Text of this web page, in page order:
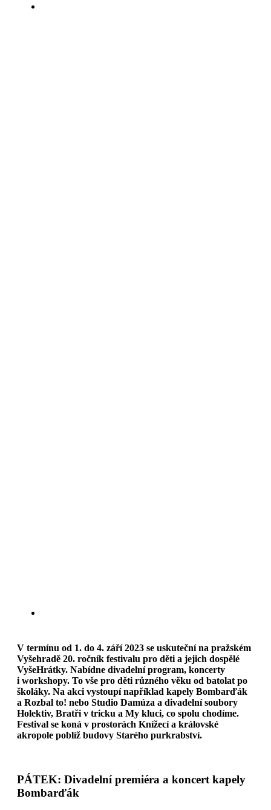
V termínu od 1. do 4. září 2023 se uskuteční na pražském
Vyšehradě 20. ročník festivalu pro děti a jejich dospělé
VyšeHrátky. Nabídne divadelní program, koncerty
i workshopy. To vše pro děti různého věku od batolat po
školáky. Na akci vystoupí například kapely Bombarďák
a Rozbal to! nebo Studio Damúza a divadelní soubory
Holektiv, Bratři v tricku a My kluci, co spolu chodíme.
Festival se koná v prostorách Knížecí a královské
akropole poblíž budovy Starého purkrabství.
PÁTEK: Divadelní premiéra a koncert kapely
Bombarďák